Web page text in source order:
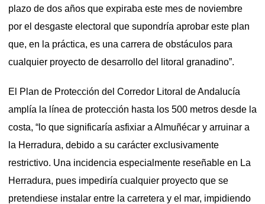
plazo de dos años que expiraba este mes de noviembre
por el desgaste electoral que supondría aprobar este plan
que, en la práctica, es una carrera de obstáculos para
cualquier proyecto de desarrollo del litoral granadino”.
El Plan de Protección del Corredor Litoral de Andalucía
amplía la línea de protección hasta los 500 metros desde la
costa, “lo que significaría asfixiar a Almuñécar y arruinar a
la Herradura, debido a su carácter exclusivamente
restrictivo. Una incidencia especialmente reseñable en La
Herradura, pues impediría cualquier proyecto que se
pretendiese instalar entre la carretera y el mar, impidiendo